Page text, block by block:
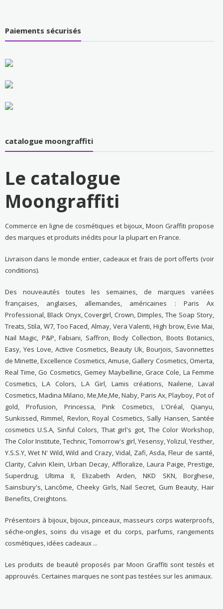
Paiements sécurisés
catalogue moongraffiti
Le catalogue
Moongraffiti
Commerce en ligne de cosmétiques et bijoux, Moon Graffiti propose
des marques et produits inédits pour la plupart en France.
Livraison dans le monde entier, cadeaux et frais de port offerts (voir
conditions).
Des nouveautés toutes les semaines, de marques variées
françaises, anglaises, allemandes, américaines : Paris Ax
Professional, Black Onyx, Covergirl, Crown, Dimples, The Soap Story,
Treats, Stila, W7, Too Faced, Almay, Vera Valenti, High brow, Evie Mai,
Nail Magic, P&P, Fabiani, Saffron, Body Collection, Boots Botanics,
Easy, Yes Love, Active Cosmetics, Beauty Uk, Bourjois, Savonnettes
de Minette, Excellence Cosmetics, Amuse, Gallery Cosmetics, Omerta,
Real Time, Go Cosmetics, Gemey Maybelline, Grace Cole, La Femme
Cosmetics, L.A Colors, L.A Girl, Lamis créations, Nailene, Laval
Cosmetics, Madina Milano, Me,Me,Me, Naby, Paris Ax, Playboy, Pot of
gold, Profusion, Princessa, Pink Cosmetics, L'Oréal, Qianyu,
Sunkissed, Rimmel, Revlon, Royal Cosmetics, Sally Hansen, Santée
cosmetics U.S.A, Sinful Colors, That girl's got, The Color Workshop,
The Color Institute, Technic, Tomorrow's girl, Yesensy, Yolizul, Yesther,
Y.S.S.Y, Wet N' Wild, Wild and Crazy, Vidal, Zafi, Asda, Fleur de santé,
Clarity, Calvin Klein, Urban Decay, Affloralize, Laura Paige, Prestige,
Superdrug, Ultima II, Elizabeth Arden, NKD SKN, Borghese,
Sainsbury's, Lancôme, Cheeky Girls, Nail Secret, Gum Beauty, Hair
Benefits, Creightons.
Présentoirs à bijoux, bijoux, pinceaux, masseurs corps waterproofs,
séche-ongles, soins du visage et du corps, parfums, rangements
cosmétiques, idées cadeaux ...
Les produits de beauté proposés par Moon Graffiti sont testés et
approuvés. Certaines marques ne sont pas testées sur les animaux.